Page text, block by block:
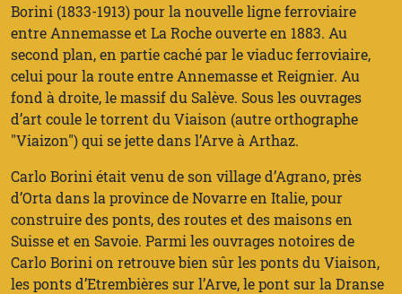
Borini (1833-1913) pour la nouvelle ligne ferroviaire
entre Annemasse et La Roche ouverte en 1883. Au
second plan, en partie caché par le viaduc ferroviaire,
celui pour la route entre Annemasse et Reignier. Au
fond à droite, le massif du Salève. Sous les ouvrages
d’art coule le torrent du Viaison (autre orthographe
"Viaizon") qui se jette dans l’Arve à Arthaz.
Carlo Borini était venu de son village d’Agrano, près
d’Orta dans la province de Novarre en Italie, pour
construire des ponts, des routes et des maisons en
Suisse et en Savoie. Parmi les ouvrages notoires de
Carlo Borini on retrouve bien sûr les ponts du Viaison,
les ponts d’Etrembières sur l’Arve, le pont sur la Dranse